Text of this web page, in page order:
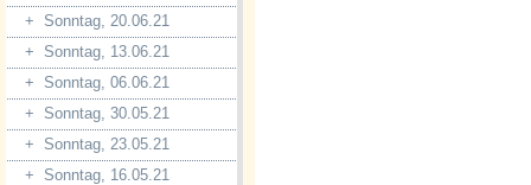
+ Sonntag, 20.06.21
+ Sonntag, 13.06.21
+ Sonntag, 06.06.21
+ Sonntag, 30.05.21
+ Sonntag, 23.05.21
+ Sonntag, 16.05.21